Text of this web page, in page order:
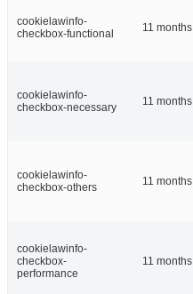
cookielawinfo-
checkbox-functional
11 months
cookielawinfo-
checkbox-necessary
11 months
cookielawinfo-
checkbox-others
11 months
cookielawinfo-
checkbox-
performance
11 months